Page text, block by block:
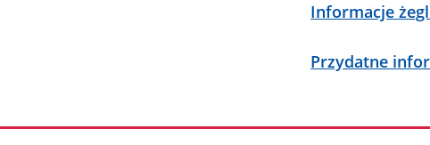
Informacje
Przydatne